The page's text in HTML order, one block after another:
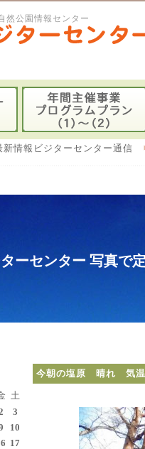
公園情報センター
新情報ビジターセンター通信
ーセンター 写真で
今朝の塩原 晴れ 気
土
3
10
17